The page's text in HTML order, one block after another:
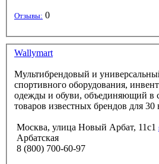
Отзывы: 0
Wallymart
Мультибрендовый и
спортивного оборудования,
одежды и обуви, объединяющий в
товаров известных брендов для 30
Москва, улица Новый Арбат, 11с1
Арбатская
8 (800) 700-60-97